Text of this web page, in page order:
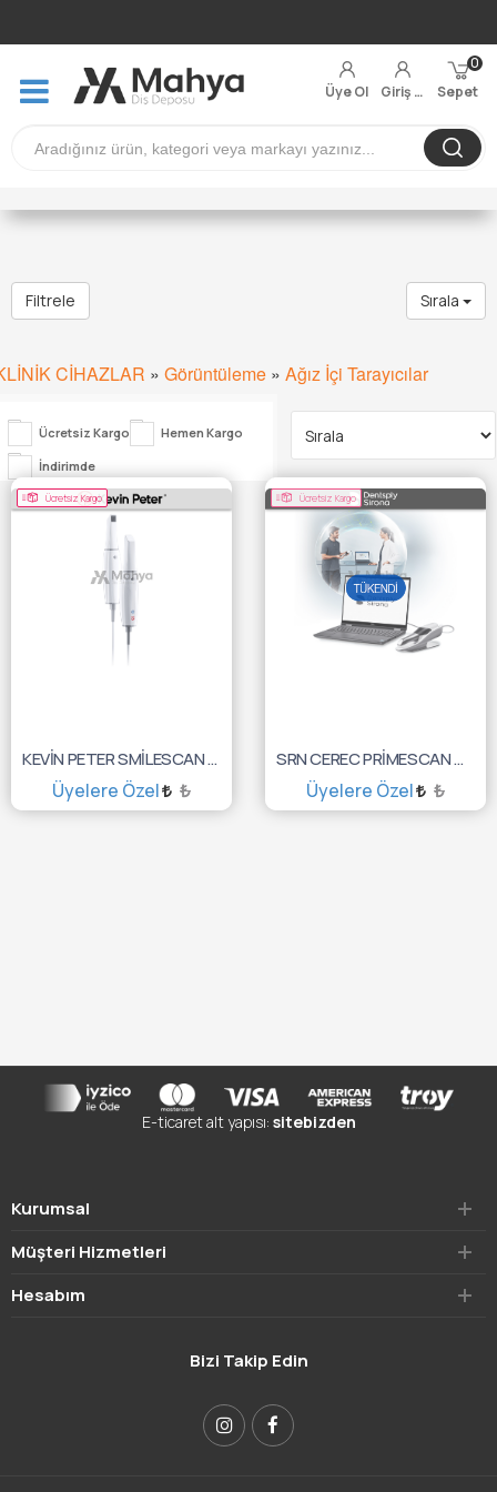
Üye Ol Giriş Yap Sepet
0
Filtrele Sırala
CİHAZLAR » Görüntüleme » Ağız İçi Tarayıcılar
Ücretsiz Kargo
Hemen Kargo
İndirimde
Ücretsiz Kargo
KEVİN PETER SMİLESCAN AĞIZ İÇİ TARAYICI
Üyelere Özel ₺
Ücretsiz Kargo
SRN CEREC PRİMESCAN CONNECT 6795491
Üyelere Özel ₺
E-ticaret alt yapısı: sitebizden
Kurumsal
Müşteri Hizmetleri
Hesabım
Bizi Takip Edin